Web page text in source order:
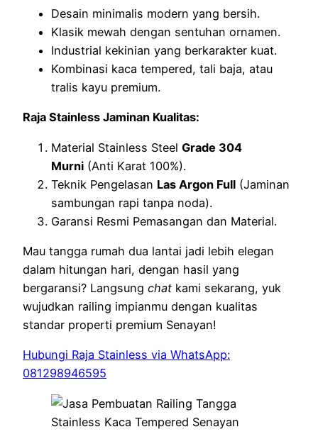
Desain minimalis modern yang bersih.
Klasik mewah dengan sentuhan ornamen.
Industrial kekinian yang berkarakter kuat.
Kombinasi kaca tempered, tali baja, atau
tralis kayu premium.
Raja Stainless Jaminan Kualitas:
Material Stainless Steel Grade 304
Murni (Anti Karat 100%).
Teknik Pengelasan Las Argon Full (Jaminan
sambungan rapi tanpa noda).
Garansi Resmi Pemasangan dan Material.
Mau tangga rumah dua lantai jadi lebih elegan
dalam hitungan hari, dengan hasil yang
bergaransi? Langsung chat kami sekarang, yuk
wujudkan railing impianmu dengan kualitas
standar properti premium Senayan!
Hubungi Raja Stainless via WhatsApp:
081298946595